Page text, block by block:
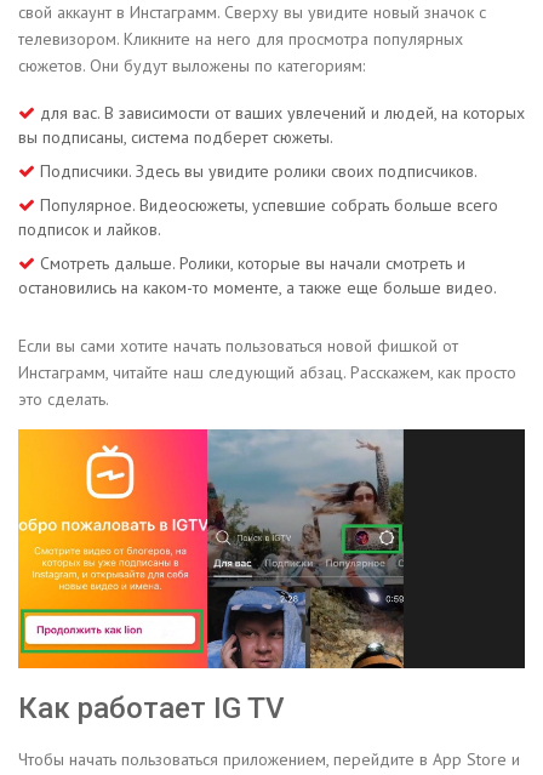
свой аккаунт в Инстаграмм. Сверху вы увидите новый значок с
телевизором. Кликните на него для просмотра популярных
сюжетов. Они будут выложены по категориям:
для вас. В зависимости от ваших увлечений и людей, на которых
вы подписаны, система подберет сюжеты.
Подписчики. Здесь вы увидите ролики своих подписчиков.
Популярное. Видеосюжеты, успевшие собрать больше всего
подписок и лайков.
Смотреть дальше. Ролики, которые вы начали смотреть и
остановились на каком-то моменте, а также еще больше видео.
Если вы сами хотите начать пользоваться новой фишкой от
Инстаграмм, читайте наш следующий абзац. Расскажем, как просто
это сделать.
Как работает IG TV
Чтобы начать пользоваться приложением, перейдите в App Store и